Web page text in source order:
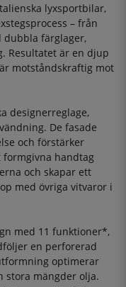
lyxsportbilar,
– från
dubbla färglager,
Resultatet är en djup
motståndskraftig mot
designerreglage,
De fasade
och förstärker
formgivna handtag
och skapar ett
med övriga vitvaror i
med 11 funktioner*,
en perforerad
optimerar
stora mängder olja.